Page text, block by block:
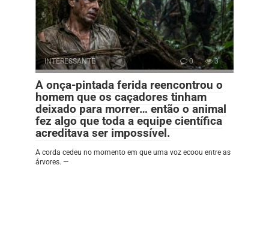
INTERESSANTE 0 3
A onça-pintada ferida reencontrou o
homem que os caçadores tinham
deixado para morrer… então o animal
fez algo que toda a equipe científica
acreditava ser impossível.
A corda cedeu no momento em que uma voz ecoou entre as
árvores. —